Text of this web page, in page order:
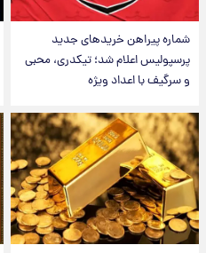
شماره پیراهن خریدهای جدید
پرسپولیس اعلام شد؛ تیکدری، محبی
و سرگیف با اعداد ویژه